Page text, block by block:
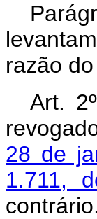
razão
Art.
28 de
1.711,
contrário.